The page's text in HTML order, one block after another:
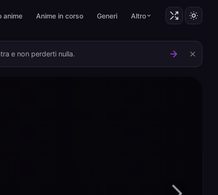
anime Anime in corso Generi Altro
e non perderti nulla.